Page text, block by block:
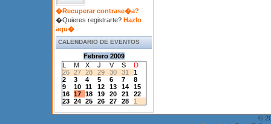
�Recuperar contrase�a?
�Quieres registrarte? Hazlo
aqu�
CALENDARIO DE EVENTOS
Febrero 2009
L
M X J V S
D
26
27 28 29 30 31
1
2
3 4 5 6 7
8
9
10 11 12 13 14
15
16
17 18 19 20 21
22
23
24 25 26 27 28 1
©